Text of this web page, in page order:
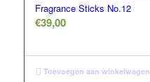
Fragrance Sticks No.12
€39,00
Toevoegen aan winkelwagen